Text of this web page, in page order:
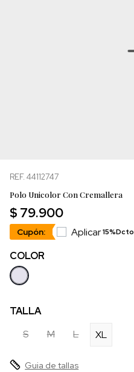
REF. 44112747
Polo Unicolor Con Cremallera
$ 79.900
Cupón: Aplicar
COLOR
TALLA
S
M L XL
Guia de tallas